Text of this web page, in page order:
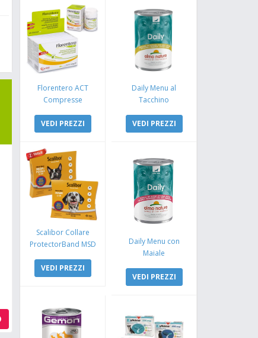
Florentero ACT
Compresse
VEDI PREZZI
Daily Menu al
Tacchino
VEDI PREZZI
Scalibor Collare
ProtectorBand MSD
VEDI PREZZI
Daily Menu con
Maiale
VEDI PREZZI